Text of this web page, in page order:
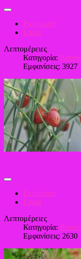
Εκτύπωση
Email
Λεπτομέρειες
Κατηγορία:
Εμφανίσεις: 3927
Εκτύπωση
Email
Λεπτομέρειες
Κατηγορία:
Εμφανίσεις: 2630